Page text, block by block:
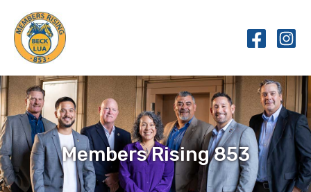
content
Members Rising 853